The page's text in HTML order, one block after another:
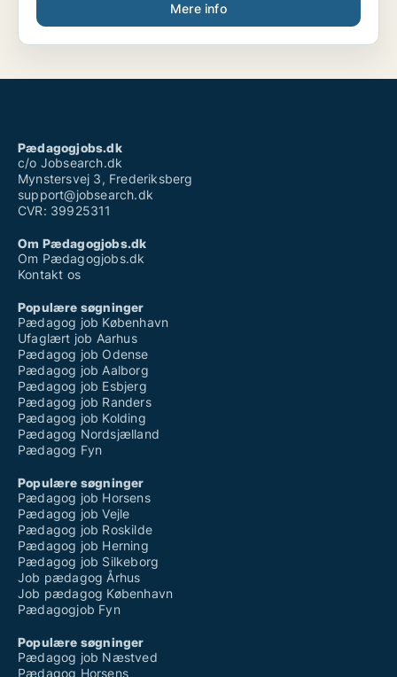
Mere info
Pædagogjobs.dk
c/o Jobsearch.dk
Mynstersvej 3, Frederiksberg
support@jobsearch.dk
CVR: 39925311
Om Pædagogjobs.dk
Om Pædagogjobs.dk
Kontakt os
Populære søgninger
Pædagog job København
Ufaglært job Aarhus
Pædagog job Odense
Pædagog job Aalborg
Pædagog job Esbjerg
Pædagog job Randers
Pædagog job Kolding
Pædagog Nordsjælland
Pædagog Fyn
Populære søgninger
Pædagog job Horsens
Pædagog job Vejle
Pædagog job Roskilde
Pædagog job Herning
Pædagog job Silkeborg
Job pædagog Århus
Job pædagog København
Pædagogjob Fyn
Populære søgninger
Pædagog job Næstved
Pædagog Horsens